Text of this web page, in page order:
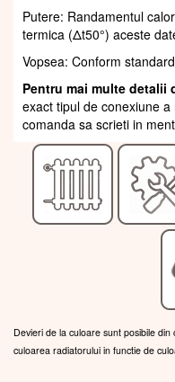
Putere: Randamentul
termica (Δt50°) aceste
Vopsea: Conform
Pentru mai multe detalii
exact tipul de conexiune
comanda sa scrieti in
Devieri de la culoare sunt posibile
culoarea radiatorului in functie de